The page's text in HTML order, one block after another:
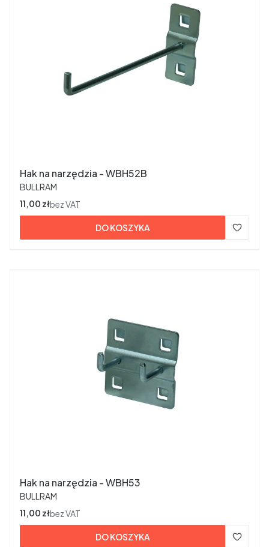
Hak na narzędzia - WBH52B
PRODUCENT
BULLRAM
Cena
11,00 złbez VAT
DO KOSZYKA
Hak na narzędzia - WBH53
PRODUCENT
BULLRAM
Cena
11,00 złbez VAT
DO KOSZYKA